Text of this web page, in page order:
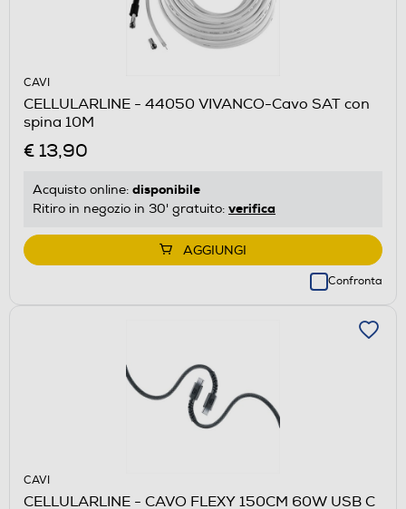
CAVI
CELLULARLINE - 44050 VIVANCO-Cavo SAT con
spina 10M
€ 13,90
Acquisto online: disponibile
Ritiro in negozio in 30' gratuito: verifica
AGGIUNGI
Confronta
CAVI
CELLULARLINE - CAVO FLEXY 150CM 60W USB C